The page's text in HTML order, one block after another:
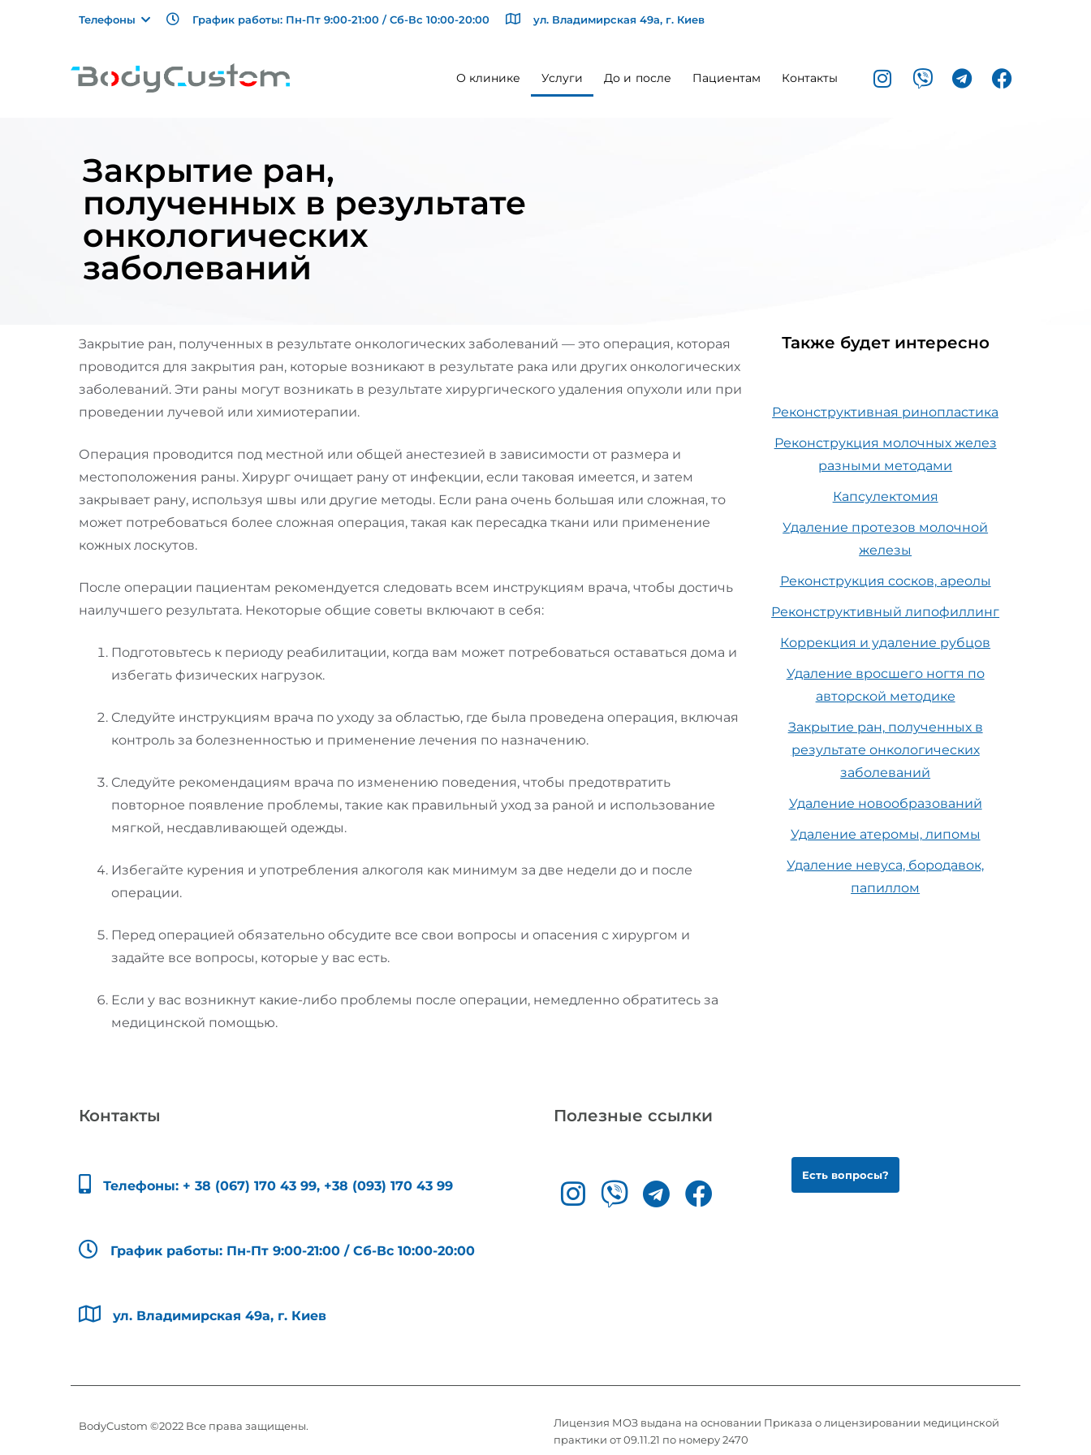
Телефоны График работы: Пн-Пт 9:00-21:00 / Сб-Вс 10:00-20:00 ул. Владимирская 49а, г. Киев
О клинике Услуги До и после Пациентам Контакты
Закрытие ран,
полученных в результате
онкологических
заболеваний
Закрытие ран, полученных в результате онкологических заболеваний — это операция, которая
проводится для закрытия ран, которые возникают в результате рака или других онкологических
заболеваний. Эти раны могут возникать в результате хирургического удаления опухоли или при
проведении лучевой или химиотерапии.
Операция проводится под местной или общей анестезией в зависимости от размера и
местоположения раны. Хирург очищает рану от инфекции, если таковая имеется, и затем
закрывает рану, используя швы или другие методы. Если рана очень большая или сложная, то
может потребоваться более сложная операция, такая как пересадка ткани или применение
кожных лоскутов.
После операции пациентам рекомендуется следовать всем инструкциям врача, чтобы достичь
наилучшего результата. Некоторые общие советы включают в себя:
Подготовьтесь к периоду реабилитации, когда вам может потребоваться оставаться дома и
избегать физических нагрузок.
Следуйте инструкциям врача по уходу за областью, где была проведена операция, включая
контроль за болезненностью и применение лечения по назначению.
Следуйте рекомендациям врача по изменению поведения, чтобы предотвратить
повторное появление проблемы, такие как правильный уход за раной и использование
мягкой, несдавливающей одежды.
Избегайте курения и употребления алкоголя как минимум за две недели до и после
операции.
Перед операцией обязательно обсудите все свои вопросы и опасения с хирургом и
задайте все вопросы, которые у вас есть.
Если у вас возникнут какие-либо проблемы после операции, немедленно обратитесь за
медицинской помощью.
Также будет интересно
Реконструктивная ринопластика
Реконструкция молочных желез
разными методами
Капсулектомия
Удаление протезов молочной
железы
Реконструкция сосков, ареолы
Реконструктивный липофиллинг
Коррекция и удаление рубцов
Удаление вросшего ногтя по
авторской методике
Закрытие ран, полученных в
результате онкологических
заболеваний
Удаление новообразований
Удаление атеромы, липомы
Удаление невуса, бородавок,
папиллом
Контакты
Телефоны: + 38 (067) 170 43 99, +38 (093) 170 43 99
График работы: Пн-Пт 9:00-21:00 / Сб-Вс 10:00-20:00
ул. Владимирская 49а, г. Киев
Полезные ссылки
Есть вопросы?
BodyCustom ©2022 Все права защищены.
Лицензия МОЗ выдана на основании Приказа о лицензировании медицинской
практики от 09.11.21 по номеру 2470